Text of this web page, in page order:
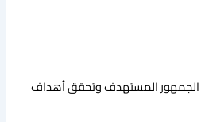
المستهدف وتحقق أهداف